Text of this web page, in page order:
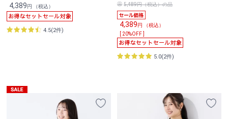
4,389円 （税込）
4.5(2件)
5,489円（税込）の品
4,389円 （税込）
[ 20%OFF ]
5.0(2件)